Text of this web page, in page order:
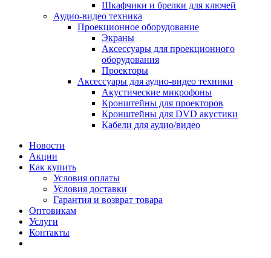
Шкафчики и брелки для ключей
Аудио-видео техника
Проекционное оборудование
Экраны
Аксессуары для проекционного
оборудования
Проекторы
Аксессуары для аудио-видео техники
Акустические микрофоны
Кронштейны для проекторов
Кронштейны для DVD акустики
Кабели для аудио/видео
Новости
Акции
Как купить
Условия оплаты
Условия доставки
Гарантия и возврат товара
Оптовикам
Услуги
Контакты